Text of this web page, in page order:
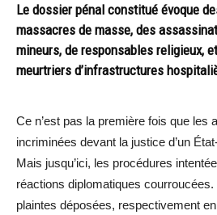
Le dossier pénal constitué évoque
massacres de masse, des
mineurs, de responsables religieux,
meurtriers d’infrastructures
Ce n’est pas la première fois que les
incriminées devant la justice d’un
Mais jusqu’ici, les procédures
réactions diplomatiques
plaintes déposées, respectivement